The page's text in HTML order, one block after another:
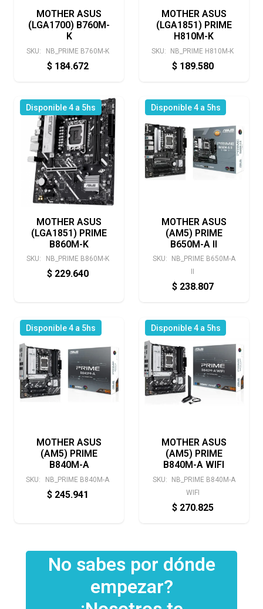
MOTHER ASUS
(LGA1700) B760M-
K
SKU: NB_PRIME B760M-K
$ 184.672
MOTHER ASUS
(LGA1851) PRIME
H810M-K
SKU: NB_PRIME H810M-K
$ 189.580
Disponible 4 a 5hs
MOTHER ASUS
(LGA1851) PRIME
B860M-K
SKU: NB_PRIME B860M-K
$ 229.640
Disponible 4 a 5hs
MOTHER ASUS
(AM5) PRIME
B650M-A II
SKU:
NB_PRIME B650M-A
$ 238.807
Disponible 4 a 5hs
MOTHER ASUS
(AM5) PRIME
B840M-A
SKU: NB_PRIME B840M-A
$ 245.941
Disponible 4 a 5hs
MOTHER ASUS
(AM5) PRIME
B840M-A WIFI
SKU:
NB_PRIME B840M-A
WIFI
$ 270.825
No sabes por dónde
empezar?